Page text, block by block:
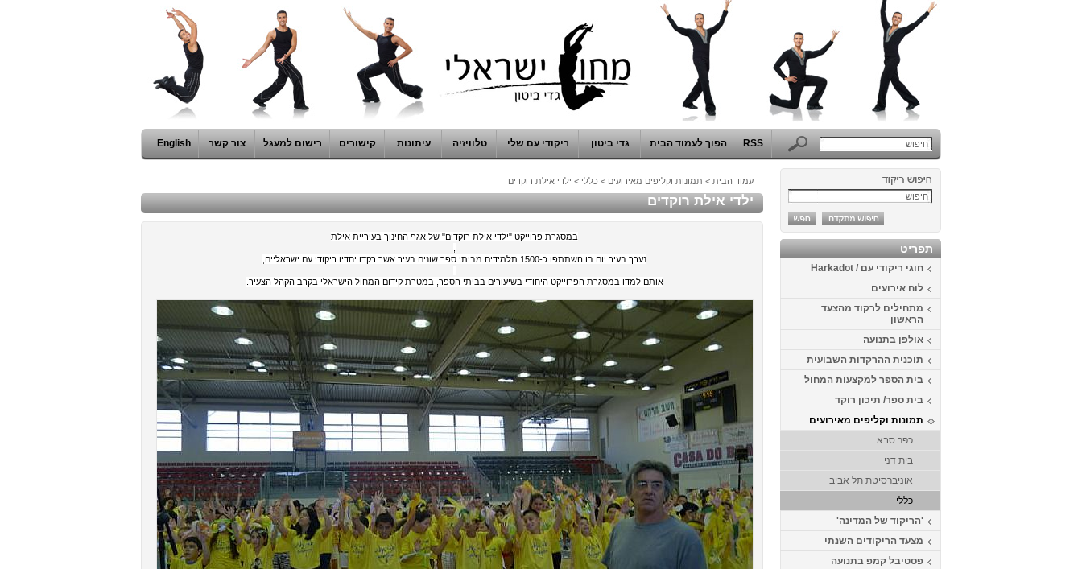
RSS הפוך לעמוד הבית גדי ביטון ריקודי עם שלי טלוויזיה עיתונות קישורים רישום למעגל צור קשר English
תפריט
חוגי ריקודי עם / Harkadot
לוח אירועים
מתחילים לרקוד מהצעד
הראשון
אולפן בתנועה
תוכנית ההרקדות השבועית
בית הספר למקצעות המחול
בית ספר/ תיכון רוקד
תמונות וקליפים מאירועים
כפר סבא
בית דני
אוניברסיטת תל אביב
כללי
'הריקוד של המדינה'
מצעד הריקודים השנתי
פסטיבל קמפ בתנועה
עמוד הבית > תמונות וקליפים מאירועים > כללי > ילדי אילת רוקדים
ילדי אילת רוקדים
במסגרת פרוייקט "ילדי אילת רוקדים" של אגף החינוך בעיריית אילת
נערך בעיר יום בו השתתפו כ-1500 תלמידים מביתי ספר שונים בעיר אשר רקדו יחדיו ריקודי עם ישראליים,
אותם למדו במסגרת הפרוייקט היחודי בשיעורים בביתי הספר, במטרת קידום המחול הישראלי בקרב הקהל הצעיר.